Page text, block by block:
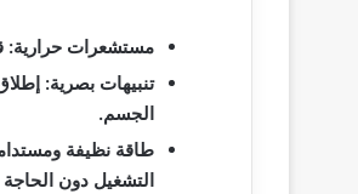
مستشعرات حرارية:
تنبيهات بصرية:
الجسم.
طاقة نظيفة
التشغيل دون